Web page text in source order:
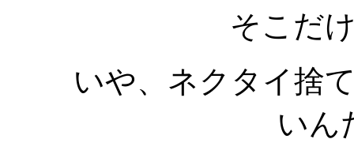
そこだ
いや、ネクタイ捨
いん